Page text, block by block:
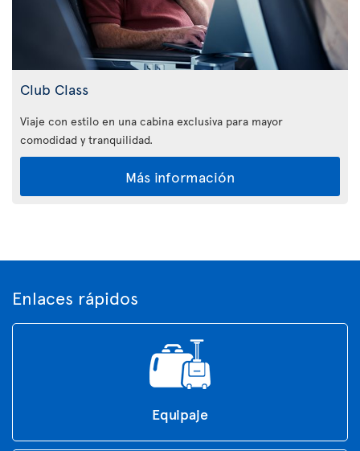
Club Class
Viaje con estilo en una cabina exclusiva para mayor
comodidad y tranquilidad.
Más información
Enlaces rápidos
Equipaje